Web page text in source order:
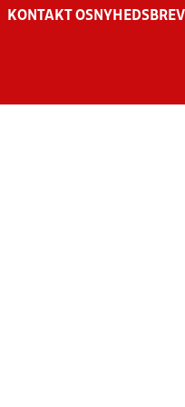
KONTAKT OS NYHEDSBREV